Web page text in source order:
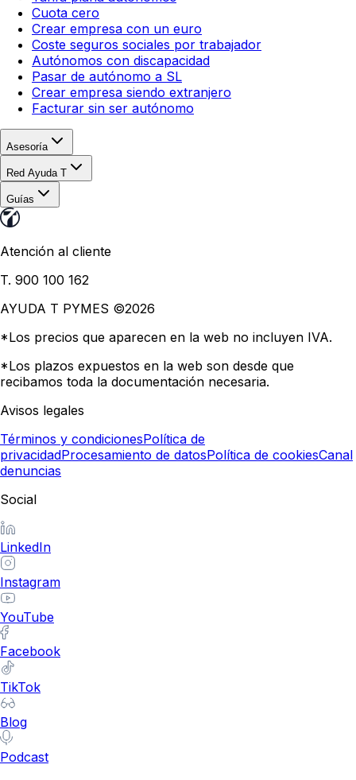
Cuota cero
Crear empresa con un euro
Coste seguros sociales por trabajador
Autónomos con discapacidad
Pasar de autónomo a SL
Crear empresa siendo extranjero
Facturar sin ser autónomo
Asesoría
Red Ayuda T
Guías
Atención al cliente
T. 900 100 162
AYUDA T PYMES ©2026
*Los precios que aparecen en la web no incluyen IVA.
*Los plazos expuestos en la web son desde que
recibamos toda la documentación necesaria.
Avisos legales
Términos y condicionesPolítica de
privacidadProcesamiento de datosPolítica de cookiesCanal
denuncias
Social
LinkedIn
Instagram
YouTube
Facebook
TikTok
Blog
Podcast